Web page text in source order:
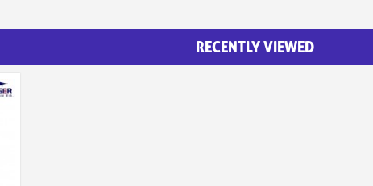
RECENTLY VIEWED